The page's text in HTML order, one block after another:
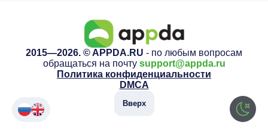
2015—2026. © APPDA.RU - по любым вопросам
обращаться на почту support@appda.ru
Политика конфиденциальности
DMCA
Вверх